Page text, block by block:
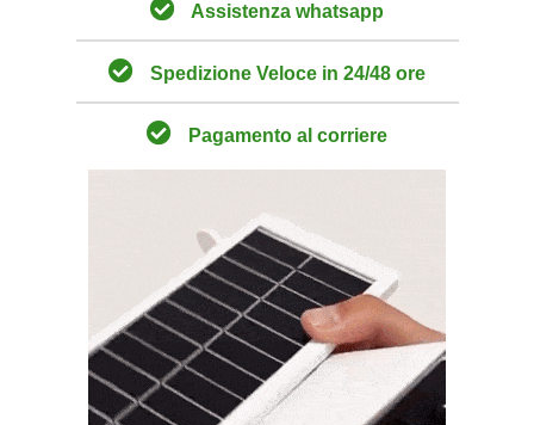
Assistenza whatsapp
Spedizione Veloce in 24/48 ore
Pagamento al corriere